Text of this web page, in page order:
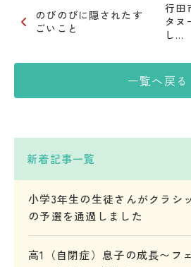
のびのびに隠されたす
ごいこと
行田
タヌ
し…
一覧へ戻る
新着記事一覧
小学3年生の生徒さんがクラシ
の予選を通過しました
高1（自閉症）息子の成長〜フ